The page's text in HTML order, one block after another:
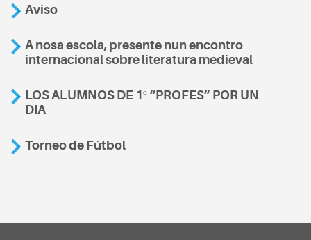
Aviso
A nosa escola, presente nun encontro
internacional sobre literatura medieval
LOS ALUMNOS DE 1º “PROFES” POR UN
DIA
Torneo de Fútbol